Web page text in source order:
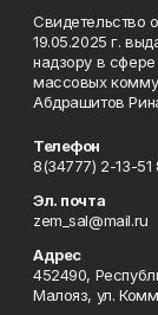
Свидетельство
19.05.2025 г.
надзору в
массовых
Абдрашитов
Телефон
8(34777) 2-13-
Эл. почта
zem_sal@mail.ru
Адрес
452490,
Малояз, ул.